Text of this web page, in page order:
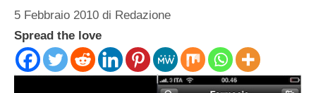
5 Febbraio 2010 di Redazione
Spread the love